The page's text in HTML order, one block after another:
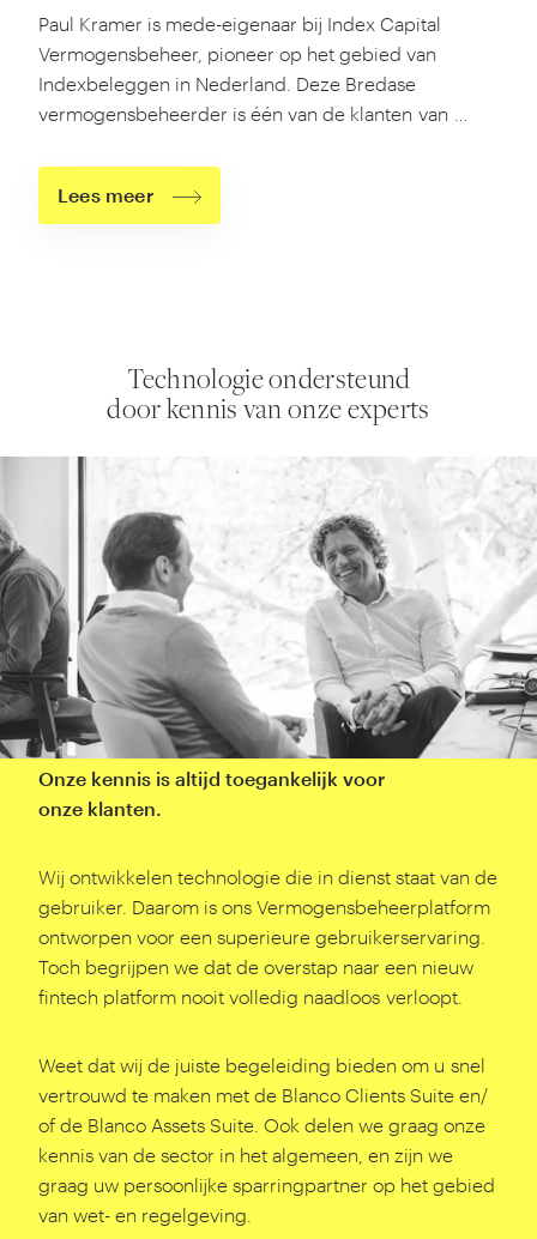
Paul Kramer is mede-eigenaar bij Index Capital
Vermogensbeheer, pioneer op het gebied van
Indexbeleggen in Nederland. Deze Bredase
vermogensbeheerder is één van de klanten van …
Lees meer
Technologie ondersteund
door kennis van onze experts
Onze kennis is altijd toegankelijk voor
onze klanten.
Wij ontwikkelen technologie die in dienst staat van de
gebruiker. Daarom is ons Vermogensbeheerplatform
ontworpen voor een superieure gebruikerservaring.
Toch begrijpen we dat de overstap naar een nieuw
fintech platform nooit volledig naadloos verloopt.
Weet dat wij de juiste begeleiding bieden om u snel
vertrouwd te maken met de Blanco Clients Suite en/​
of de Blanco Assets Suite. Ook delen we graag onze
kennis van de sector in het algemeen, en zijn we
graag uw persoonlijke sparringpartner op het gebied
van wet- en regelgeving.